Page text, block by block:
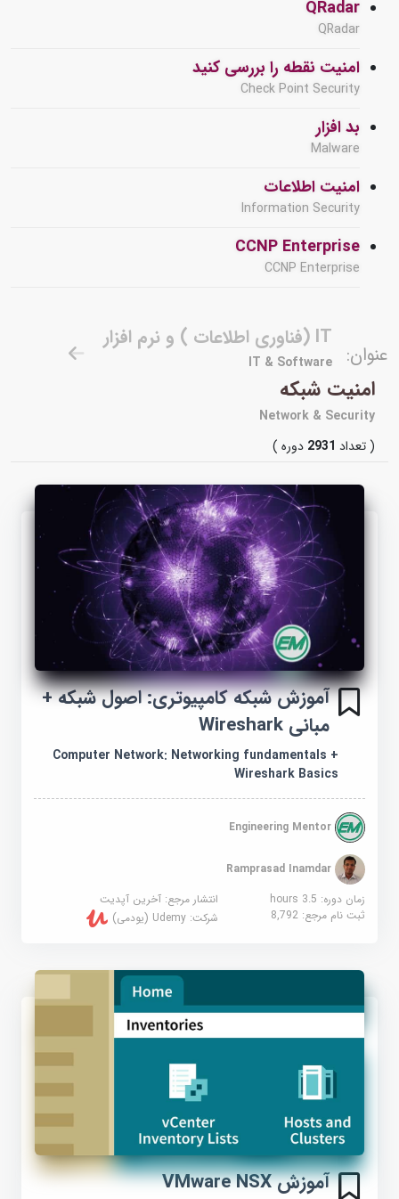
QRadar
QRadar
امنیت نقطه را بررسی کنید
Check Point Security
بد افزار
Malware
امنیت اطلاعات
Information Security
CCNP Enterprise
CCNP Enterprise
عنوان:
IT (فناوری اطلاعات ) و نرم افزار
IT & Software
امنیت شبکه
Network & Security
( تعداد2931دوره )
آموزش شبکه کامپیوتری: اصول شبکه +
مبانی Wireshark
Computer Network: Networking fundamentals +
Wireshark Basics
Engineering Mentor
Ramprasad Inamdar
زمان دوره: 3.5 hours
انتشار مرجع:آخرین آپدیت
ثبت نام مرجع:8,792 شرکت:Udemy (یودمی)
آموزش VMware NSX